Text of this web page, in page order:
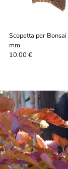
Scopetta per
mm
10.00 €